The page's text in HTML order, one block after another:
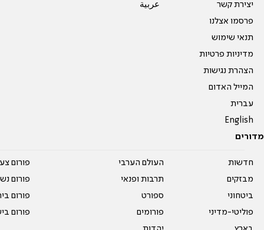
יצירת קשר
פרסמו אצלנו
תנאי שימוש
מדיניות פרטיות
הצהרת נגישות
המייל האדום
עברית
English
عربية
מדורים
חדשות
מבזקים
ביטחוני
פוליטי-מדיני
העולם הערבי
תרבות ופנאי
ספורט
פורומים
פורום
פורום
פורום
פורום